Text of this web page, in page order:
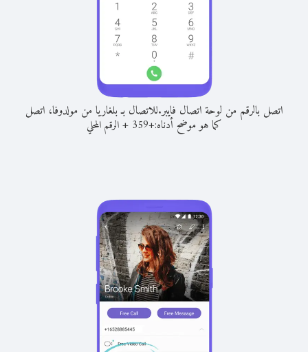
اتصل بالرقم من لوحة اتصال فايبر.للاتصال بـ بلغاريا من مولدوفا، اتصل
كما هو موضح أدناه:+
359
+الرقم المحلي